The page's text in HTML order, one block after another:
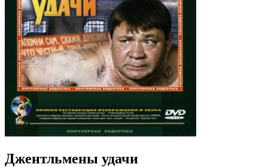
Джентльмены удачи